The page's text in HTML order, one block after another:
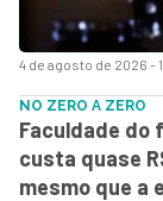
4 de agosto de 2026 -
NO ZERO A ZERO
Faculdade do
custa quase
mesmo que a